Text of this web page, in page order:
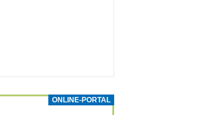
ONLINE-PORTAL